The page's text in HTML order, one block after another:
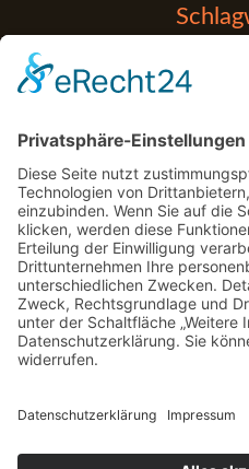
Anfänger Apps Balance
Fehler Fitness
Gym Handball Klettern
Motorrad motorsport MTT
Post-Workout
Sport Stabilität